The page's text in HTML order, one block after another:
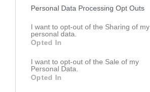
Personal Data Processing Opt Outs
I want to opt-out of the Sharing of my
personal data.
Opted In
I want to opt-out of the Sale of my
Personal Data.
Opted In